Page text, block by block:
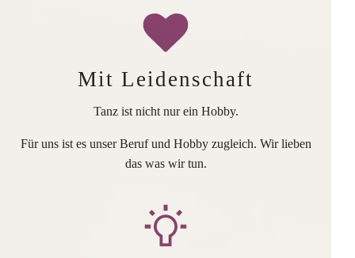
Mit Leidenschaft
Tanz ist nicht nur ein Hobby.
Für uns ist es unser Beruf und Hobby zugleich. Wir lieben
das was wir tun.